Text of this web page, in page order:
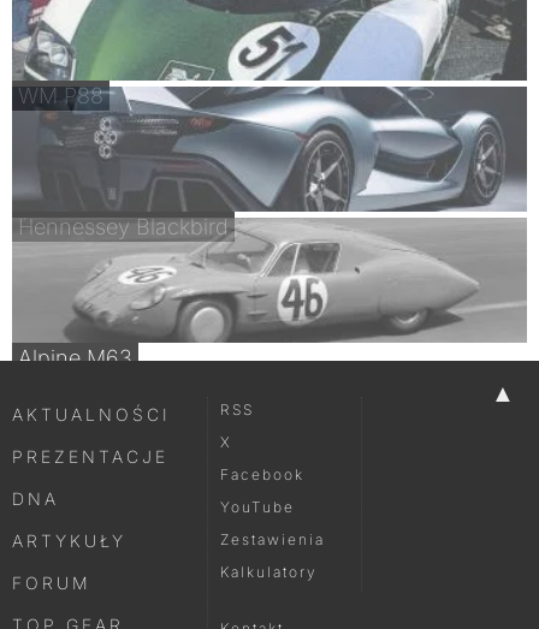
WM P88
Hennessey Blackbird
Alpine M63
▲
AKTUALNOŚCI
PREZENTACJE
DNA
ARTYKUŁY
FORUM
TOP GEAR
RSS
X
Facebook
YouTube
Zestawienia
Kalkulatory